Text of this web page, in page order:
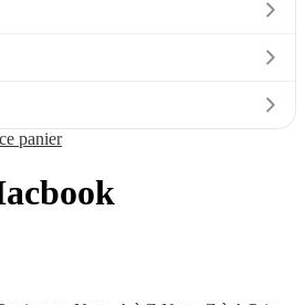
panier